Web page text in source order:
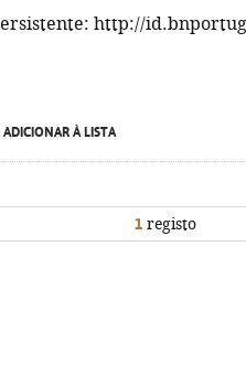
http://
ADICIONAR À LISTA
1 registo